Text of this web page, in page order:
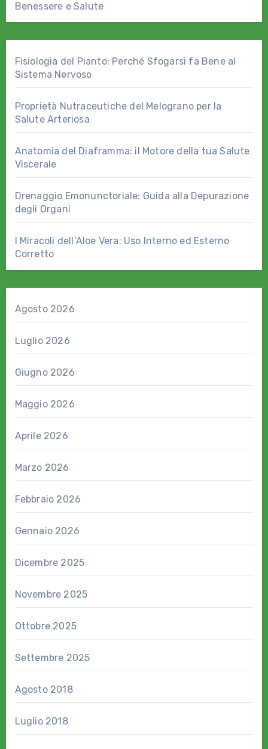
Benessere e Salute
Fisiologia del Pianto: Perché Sfogarsi fa Bene al
Sistema Nervoso
Proprietà Nutraceutiche del Melograno per la
Salute Arteriosa
Anatomia del Diaframma: il Motore della tua Salute
Viscerale
Drenaggio Emonunctoriale: Guida alla Depurazione
degli Organi
I Miracoli dell’Aloe Vera: Uso Interno ed Esterno
Corretto
Agosto 2026
Luglio 2026
Giugno 2026
Maggio 2026
Aprile 2026
Marzo 2026
Febbraio 2026
Gennaio 2026
Dicembre 2025
Novembre 2025
Ottobre 2025
Settembre 2025
Agosto 2018
Luglio 2018